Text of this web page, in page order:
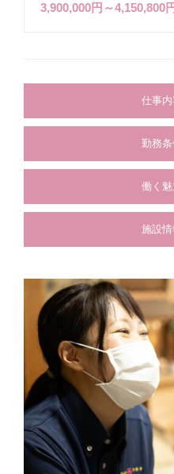
3,900,000円～4,150,800円
仕事
勤務
働く
施設